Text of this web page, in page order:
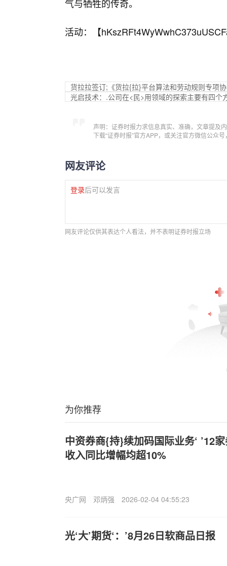
气与牺牲的传奇。
活动：【
货拉拉签订;《货拉{拉}平台算法和劳动规则专项
光启技术：.公司在<民>用领域的探索主要有四个
声明：证券时报力求信息真实、准确，文章提及
下载“证券时报”官方APP，或关注官方微信公众
网友评论
登录后可以发言
网友评论仅供其表达个人看法，并不表明证券时报立场
为你推荐
中资券商{持}续加码国际业务‘ ’12
收入同比增幅均超10%
央广网 邓炳强 2026-02-04 04:55:23
光‘大’期货‘：’8月26日软商品日报